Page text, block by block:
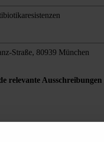
Straße, 80939 München
relevante Ausschreibungen